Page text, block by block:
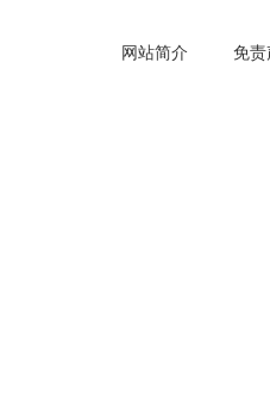
网站简介 免责